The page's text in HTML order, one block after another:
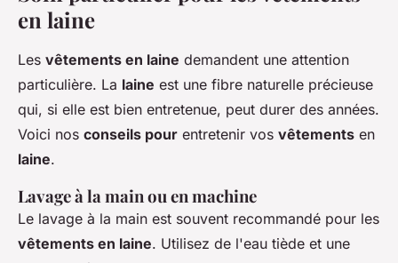
en laine
Les vêtements en laine demandent une attention
particulière. La laine est une fibre naturelle précieuse
qui, si elle est bien entretenue, peut durer des années.
Voici nos conseils pour entretenir vos vêtements en
laine.
Lavage à la main ou en machine
Le lavage à la main est souvent recommandé pour les
vêtements en laine. Utilisez de l'eau tiède et une